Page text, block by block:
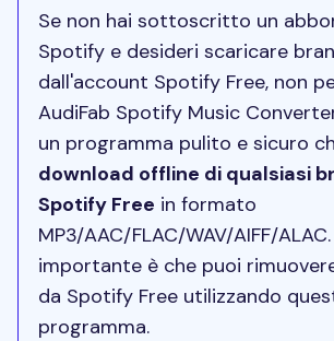
Se non hai sottoscritto un
Spotify e desideri scaricare
dall'account Spotify Free, non
AudiFab Spotify Music
un programma pulito e sicuro
download offline di qualsiasi
Spotify Free in formato
MP3/AAC/FLAC/WAV/AIFF/
importante è che puoi
da Spotify Free utilizzando
programma.